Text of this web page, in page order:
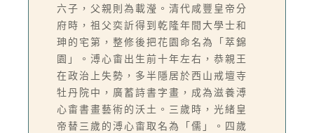
六子，父親則為載瀅。清代咸豐皇帝分
府時，祖父奕訢得到乾隆年間大學士和
珅的宅第，整修後把花園命名為「萃錦
園」。溥心畬出生前十年左右，恭親王
在政治上失勢，多半隱居於西山戒壇寺
牡丹院中，廣蓄詩書字畫，成為滋養溥
心畬書畫藝術的沃土。三歲時，光緒皇
帝替三歲的溥心畬取名為「儒」。四歲